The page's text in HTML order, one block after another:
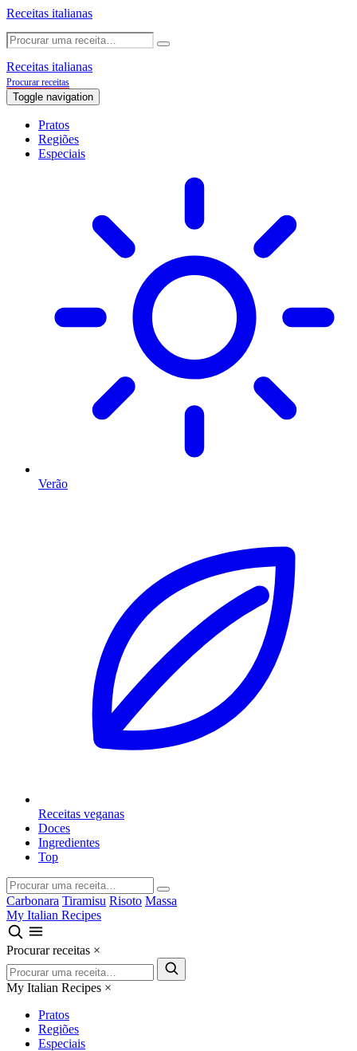
Receitas italianas
Receitas italianas
Procurar receitas
Toggle navigation
Pratos
Regiões
Especiais
Verão
Receitas veganas
Doces
Ingredientes
Top
Carbonara Tiramisu Risoto Massa
My Italian Recipes
Procurar receitas ×
My Italian Recipes ×
Pratos
Regiões
Especiais